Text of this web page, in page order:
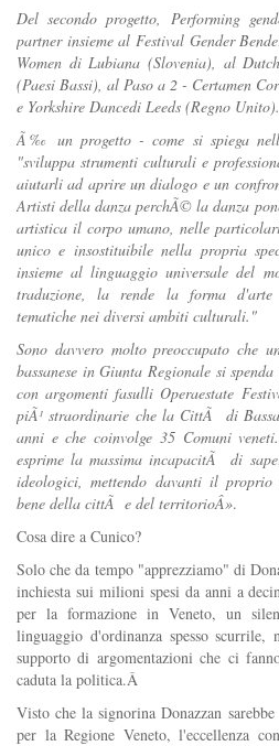
Del secondo progetto, Performing
partner insieme al Festival Gender
Women di Lubiana (Slovenia), al
(Paesi Bassi), al Paso a 2 - Certamen
e Yorkshire Dancedi Leeds (Regno Unito).
Ã‰ un progetto - come si spiega
"sviluppa strumenti culturali e
aiutarli ad aprire un dialogo e un
Artisti della danza perchÃ© la danza
artistica il corpo umano, nelle
unico e insostituibile nella propria
insieme al linguaggio universale del
traduzione, la rende la forma d'arte
tematiche nei diversi ambiti culturali."
Sono davvero molto preoccupato che
bassanese in Giunta Regionale si
con argomenti fasulli Operaestate
piÃ¹ straordinarie che la CittÃ di
anni e che coinvolge 35 Comuni
esprime la massima incapacitÃ di
ideologici, mettendo davanti il
bene della cittÃ e del territorioÂ».
Cosa dire a Cunico?
Solo che da tempo "apprezziamo" di
inchiesta sui milioni spesi da anni a
per la formazione in Veneto, un
linguaggio d'ordinanza spesso
supporto di argomentazioni che ci
caduta la politica.Â
Visto che la signorina Donazzan
per la Regione Veneto, l'eccellenza